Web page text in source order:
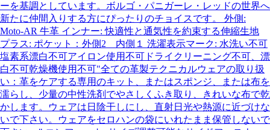
ーを基調としています。ボルゴ・パニガーレ・レッドの世界へ
新たに仲間入りする方にぴったりのチョイスです。 外側:
Moto-AR 牛革 インナー: 快適性と通気性を約束する伸縮生地
プラス: ポケット：外側2 内側１ 洗濯表示マーク: 水洗い不可
塩素系漂白不可アイロン使用不可ドライクリーニング不可、漂
白不可乾燥機使用不可"全ての革製テクニカルウェアの取り扱
い：革をケアする専用のキット、またはスポンジ、または布を
濡らし、少量の中性洗剤でやさしくふき取り、きれいな布で乾
かします。ウェアは日陰干しにし、直射日光や熱源に近づけな
いで下さい。ウェアをセロハンの袋にいれたまま保管しないで